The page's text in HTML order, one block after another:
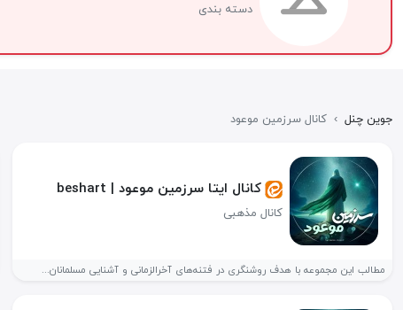
دسته بندی
جوین چنل › کانال سرزمین موعود
کانال ایتا سرزمین موعود | beshart
کانال مذهبی
مطالب این مجموعه با هدف روشنگری در فتنه‌های آخرالزمانی و آشنایی مسلمانان...